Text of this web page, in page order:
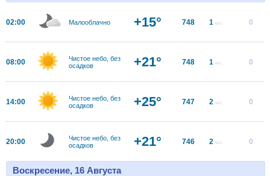
02:00 Малооблачно +15° 748 1 м/с 0
08:00
Чистое небо, без
осадков
+21° 748 1 м/с 0
14:00
Чистое небо, без
осадков
+25° 747 2 м/с 0
20:00
Чистое небо, без
осадков
+21° 746 2 м/с 0
Воскресение, 16 Августа